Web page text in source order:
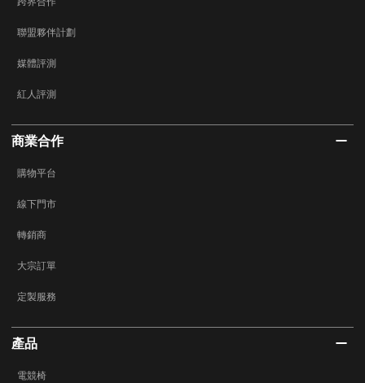
聯盟夥伴計劃
媒體評測
紅人評測
商業合作
購物平台
線下門市
轉銷商
大宗訂單
定製服務
產品
電競椅